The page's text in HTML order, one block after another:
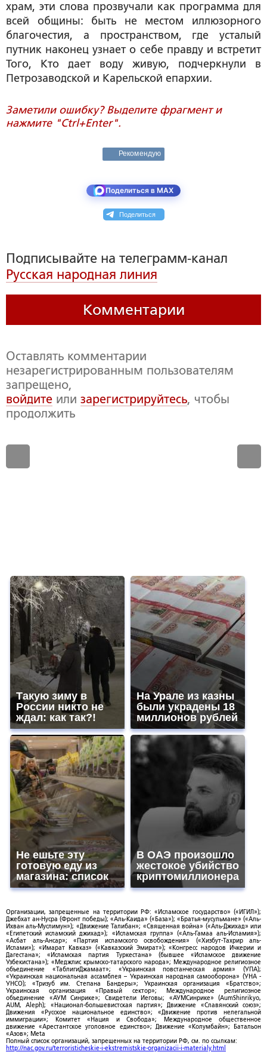
храм, эти слова прозвучали как программа для
всей общины: быть не местом иллюзорного
благочестия, а пространством, где усталый
путник наконец узнает о себе правду и встретит
Того, Кто дает воду живую, подчеркнули в
Петрозаводской и Карельской епархии.
Заметили ошибку? Выделите фрагмент и
нажмите "Ctrl+Enter".
Рекомендую
Поделиться в MAX
Поделиться
Подписывайте на телеграмм-канал
Русская народная линия
Комментарии
Оставлять комментарии
незарегистрированным пользователям
запрещено,
войдите или зарегистрируйтесь, чтобы
продолжить
Такую зиму в
России никто не
ждал: как так?!
На Урале из казны
были украдены 18
миллионов рублей
Не ешьте эту
готовую еду из
магазина: список
В ОАЭ произошло
жестокое убийство
криптомиллионера
Организации, запрещенные на территории РФ: «Исламское государство» («ИГИЛ»);
Джебхат ан-Нусра (Фронт победы); «Аль-Каида» («База»); «Братья-мусульмане» («Аль-
Ихван аль-Муслимун»); «Движение Талибан»; «Священная война» («Аль-Джихад» или
«Египетский исламский джихад»); «Исламская группа» («Аль-Гамаа аль-Исламия»);
«Асбат аль-Ансар»; «Партия исламского освобождения» («Хизбут-Тахрир аль-
Ислами»); «Имарат Кавказ» («Кавказский Эмират»); «Конгресс народов Ичкерии и
Дагестана»; «Исламская партия Туркестана» (бывшее «Исламское движение
Узбекистана»); «Меджлис крымско-татарского народа»; Международное религиозное
объединение «ТаблигиДжамаат»; «Украинская повстанческая армия» (УПА);
«Украинская национальная ассамблея – Украинская народная самооборона» (УНА -
УНСО); «Тризуб им. Степана Бандеры»; Украинская организация «Братство»;
Украинская организация «Правый сектор»; Международное религиозное
объединение «АУМ Синрике»; Свидетели Иеговы; «АУМСинрике» (AumShinrikyo,
AUM, Aleph); «Национал-большевистская партия»; Движение «Славянский союз»;
Движения «Русское национальное единство»; «Движение против нелегальной
иммиграции»; Комитет «Нация и Свобода»; Международное общественное
движение «Арестантское уголовное единство»; Движение «Колумбайн»; Батальон
«Азов»; Meta
Полный список организаций, запрещенных на территории РФ, см. по ссылкам:
http://nac.gov.ru/terroristicheskie-i-ekstremistskie-organizacii-i-materialy.html